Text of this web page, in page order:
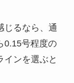
じるなら、通
0.15号程度の
インを選ぶと